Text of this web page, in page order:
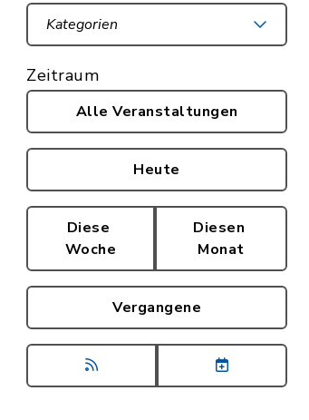
Kategorien
Zeitraum
Alle Veranstaltungen
Heute
Diese
Woche
Diesen
Monat
Vergangene